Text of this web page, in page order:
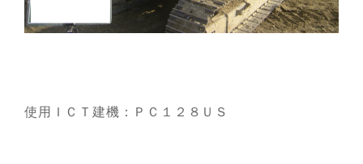
使用ＩＣＴ建機：ＰＣ１２８ＵＳ